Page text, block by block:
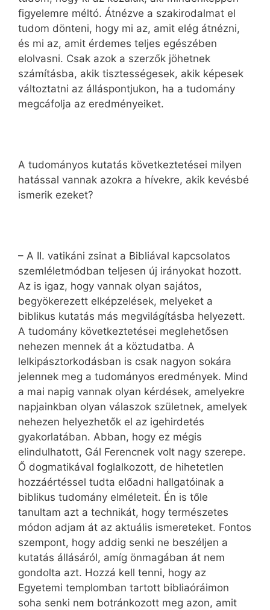
figyelemre méltó. Átnézve a szakirodalmat el
tudom dönteni, hogy mi az, amit elég átnézni,
és mi az, amit érdemes teljes egészében
elolvasni. Csak azok a szerzők jöhetnek
számításba, akik tisztességesek, akik képesek
változtatni az álláspontjukon, ha a tudomány
megcáfolja az eredményeiket.
A tudományos kutatás következtetései milyen
hatással vannak azokra a hívekre, akik kevésbé
ismerik ezeket?
– A II. vatikáni zsinat a Bibliával kapcsolatos
szemléletmódban teljesen új irányokat hozott.
Az is igaz, hogy vannak olyan sajátos,
begyökerezett elképzelések, melyeket a
biblikus kutatás más megvilágításba helyezett.
A tudomány következtetései meglehetősen
nehezen mennek át a köztudatba. A
lelkipásztorkodásban is csak nagyon sokára
jelennek meg a tudományos eredmények. Mind
a mai napig vannak olyan kérdések, amelyekre
napjainkban olyan válaszok születnek, amelyek
nehezen helyezhetők el az igehirdetés
gyakorlatában. Abban, hogy ez mégis
elindulhatott, Gál Ferencnek volt nagy szerepe.
Ő dogmatikával foglalkozott, de hihetetlen
hozzáértéssel tudta előadni hallgatóinak a
biblikus tudomány elméleteit. Én is tőle
tanultam azt a technikát, hogy természetes
módon adjam át az aktuális ismereteket. Fontos
szempont, hogy addig senki ne beszéljen a
kutatás állásáról, amíg önmagában át nem
gondolta azt. Hozzá kell tenni, hogy az
Egyetemi templomban tartott bibliaóráimon
soha senki nem botránkozott meg azon, amit